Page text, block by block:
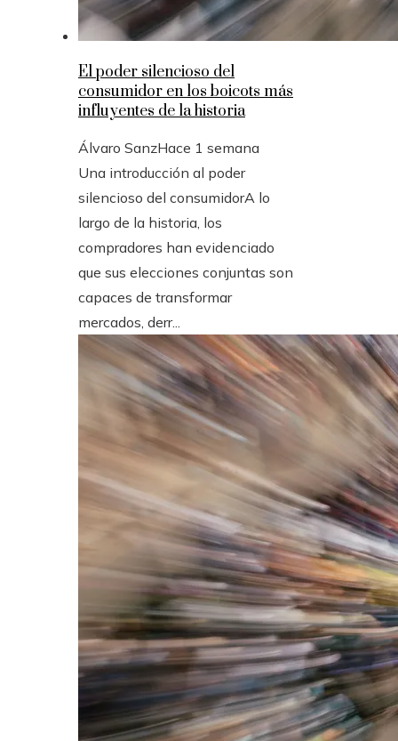
El poder silencioso del
consumidor en los boicots más
influyentes de la historia
Álvaro SanzHace 1 semana
Una introducción al poder
silencioso del consumidorA lo
largo de la historia, los
compradores han evidenciado
que sus elecciones conjuntas son
capaces de transformar
mercados, derr...